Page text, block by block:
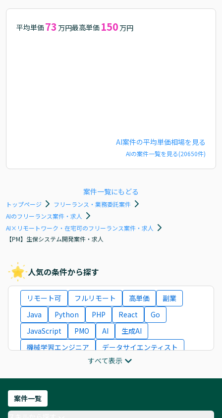
平均単価 73 万円最高単価 150 万円
AI案件の平均単価相場を見る
AIの案件一覧を見る(20650件)
案件一覧にもどる
トップページ
フリーランス・業務委託案件
AIのフリーランス案件・求人
AI×リモートワーク・在宅可のフリーランス案件・求人
【PM】生保システム開発案件・求人
人気の条件から探す
リモート可 フルリモート 高単価
副業
Java
Python PHP React
Go
JavaScript
PMO AI
生成AI
機械学習エンジニア
データサイエンティスト
ITコンサルタント
フロントエンドエンジニア
ネットワークエンジニア
AIエンジニア
Webデザイナー
すべて表示
案件一覧